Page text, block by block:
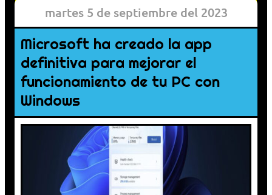
martes 5 de septiembre del 2023
Microsoft ha creado la app
definitiva para mejorar el
funcionamiento de tu PC con
Windows